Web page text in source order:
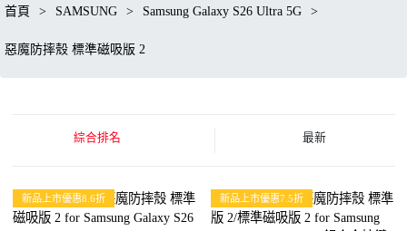
首頁 > SAMSUNG > Samsung Galaxy S26 Ultra 5G >
惡魔防摔殼 標準磁吸版 2
綜合排名 最新
新品上市優惠8.6折 新品上市優惠7.5折